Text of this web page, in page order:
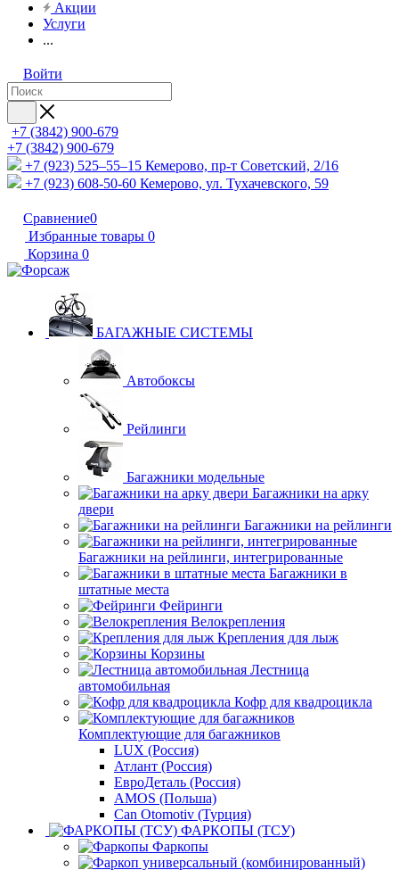
Акции
Услуги
...
Войти
+7 (3842) 900-679
+7 (3842) 900-679
+7 (923) 525–55–15 Кемерово, пр-т Советский, 2/16
+7 (923) 608-50-60 Кемерово, ул. Тухачевского, 59
Сравнение0
Избранные товары 0
Корзина 0
БАГАЖНЫЕ СИСТЕМЫ
Автобоксы
Рейлинги
Багажники модельные
Багажники на арку
двери
Багажники на рейлинги
Багажники на рейлинги, интегрированные
Багажники в
штатные места
Фейринги
Велокрепления
Крепления для лыж
Корзины
Лестница
автомобильная
Кофр для квадроцикла
Комплектующие для багажников
LUX (Россия)
Атлант (Россия)
ЕвроДеталь (Россия)
AMOS (Польша)
Can Otomotiv (Турция)
ФАРКОПЫ (ТСУ)
Фаркопы